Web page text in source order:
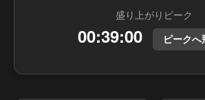
盛り上がりピーク
00:39:00 ピークへ